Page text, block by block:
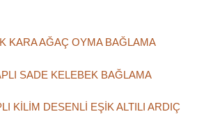
KARA AĞAÇ OYMA BAĞLAMA
SADE KELEBEK BAĞLAMA
KİLİM DESENLİ EŞİK ALTILI ARDIÇ